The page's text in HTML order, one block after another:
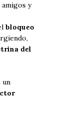
amigos y
bloqueo
del
un